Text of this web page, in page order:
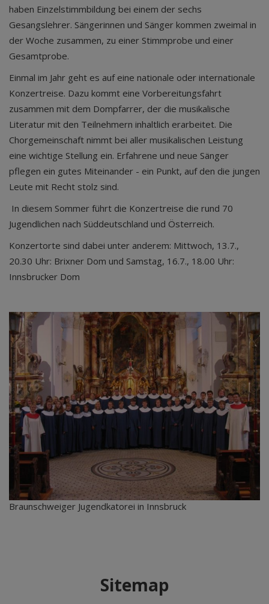
haben Einzelstimmbildung bei einem der sechs
Gesangslehrer. Sängerinnen und Sänger kommen zweimal in
der Woche zusammen, zu einer Stimmprobe und einer
Gesamtprobe.
Einmal im Jahr geht es auf eine nationale oder internationale
Konzertreise. Dazu kommt eine Vorbereitungsfahrt
zusammen mit dem Dompfarrer, der die musikalische
Literatur mit den Teilnehmern inhaltlich erarbeitet. Die
Chorgemeinschaft nimmt bei aller musikalischen Leistung
eine wichtige Stellung ein. Erfahrene und neue Sänger
pflegen ein gutes Miteinander - ein Punkt, auf den die jungen
Leute mit Recht stolz sind.
In diesem Sommer führt die Konzertreise die rund 70
Jugendlichen nach Süddeutschland und Österreich.
Konzertorte sind dabei unter anderem: Mittwoch, 13.7.,
20.30 Uhr: Brixner Dom und Samstag, 16.7., 18.00 Uhr:
Innsbrucker Dom
Braunschweiger Jugendkatorei in Innsbruck
Sitemap